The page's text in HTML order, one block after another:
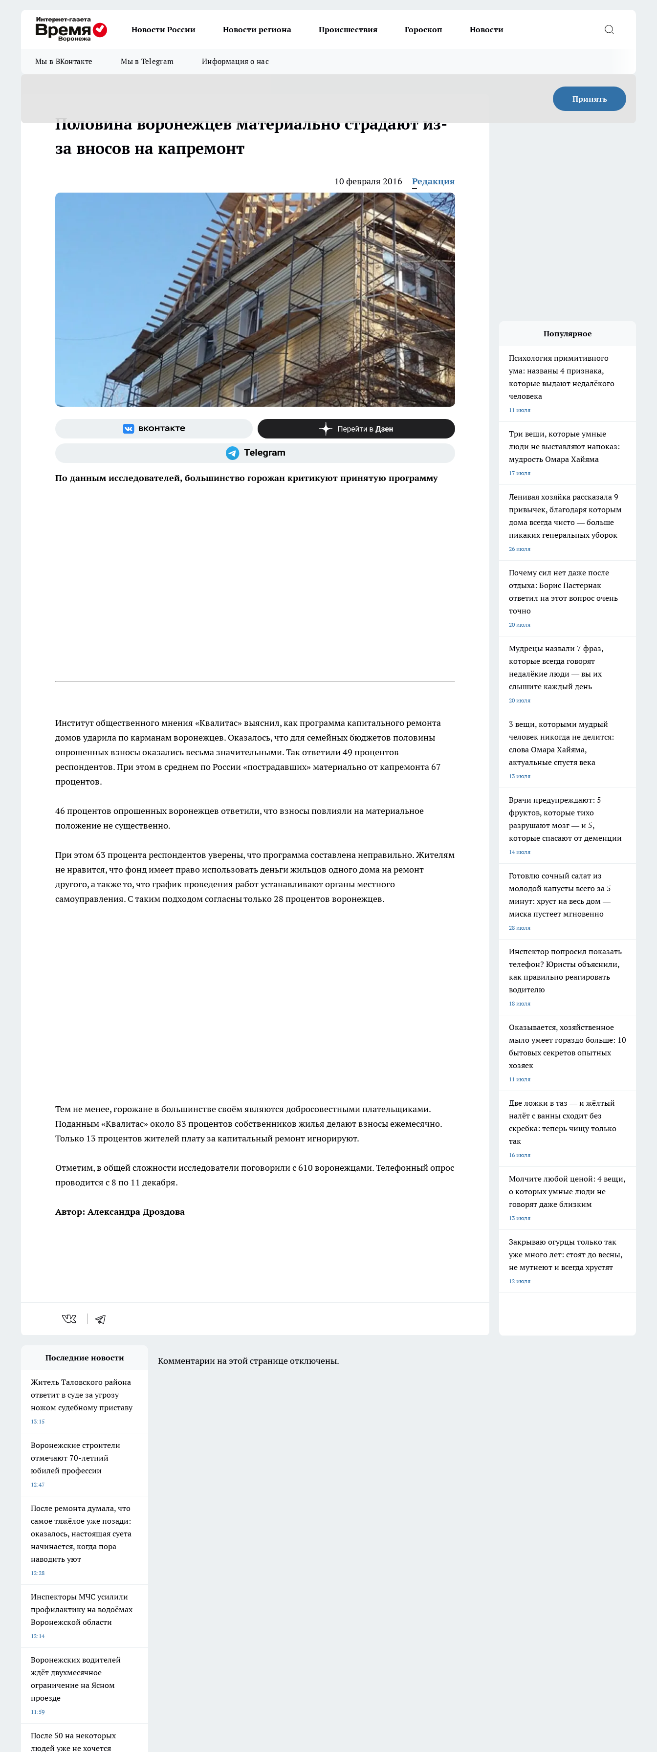
Новости России Новости региона Происшествия Гороскоп Новости
Мы в ВКонтакте Мы в Telegram Информация о нас
Принять
Половина воронежцев материально страдают из-
за вносов на капремонт
10 февраля 2016 Редакция
По данным исследователей, большинство горожан критикуют принятую программу
Институт общественного мнения «Квалитас» выяснил, как программа капитального ремонта
домов ударила по карманам воронежцев. Оказалось, что для семейных бюджетов половины
опрошенных взносы оказались весьма значительными. Так ответили 49 процентов
респондентов. При этом в среднем по России «пострадавших» материально от капремонта 67
процентов.
46 процентов опрошенных воронежцев ответили, что взносы повлияли на материальное
положение не существенно.
При этом 63 процента респондентов уверены, что программа составлена неправильно. Жителям
не нравится, что фонд имеет право использовать деньги жильцов одного дома на ремонт
другого, а также то, что график проведения работ устанавливают органы местного
самоуправления. С таким подходом согласны только 28 процентов воронежцев.
Тем не менее, горожане в большинстве своём являются добросовестными плательщиками.
Поданным «Квалитас» около 83 процентов собственников жилья делают взносы ежемесячно.
Только 13 процентов жителей плату за капитальный ремонт игнорируют.
Отметим, в общей сложности исследователи поговорили с 610 воронежцами. Телефонный опрос
проводится с 8 по 11 декабря.
Автор: Александра Дроздова
Популярное
Психология примитивного
ума: названы 4 признака,
которые выдают недалёкого
человека
11 июля
Три вещи, которые умные
люди не выставляют напоказ:
мудрость Омара Хайяма
17 июля
Ленивая хозяйка рассказала 9
привычек, благодаря которым
дома всегда чисто — больше
никаких генеральных уборок
26 июля
Почему сил нет даже после
отдыха: Борис Пастернак
ответил на этот вопрос очень
точно
20 июля
Мудрецы назвали 7 фраз,
которые всегда говорят
недалёкие люди — вы их
слышите каждый день
20 июля
3 вещи, которыми мудрый
человек никогда не делится:
слова Омара Хайяма,
актуальные спустя века
13 июля
Врачи предупреждают: 5
фруктов, которые тихо
разрушают мозг — и 5,
которые спасают от деменции
14 июля
Готовлю сочный салат из
молодой капусты всего за 5
минут: хруст на весь дом —
миска пустеет мгновенно
28 июля
Инспектор попросил показать
телефон? Юристы объяснили,
как правильно реагировать
водителю
18 июля
Оказывается, хозяйственное
мыло умеет гораздо больше: 10
бытовых секретов опытных
хозяек
11 июля
Две ложки в таз — и жёлтый
налёт с ванны сходит без
скребка: теперь чищу только
так
16 июля
Молчите любой ценой: 4 вещи,
о которых умные люди не
говорят даже близким
13 июля
Закрываю огурцы только так
уже много лет: стоят до весны,
не мутнеют и всегда хрустят
12 июля
Последние новости
Житель Таловского района
ответит в суде за угрозу
ножом судебному приставу
13:15
Воронежские строители
отмечают 70-летний
юбилей профессии
12:47
После ремонта думала, что
самое тяжёлое уже позади:
оказалось, настоящая суета
начинается, когда пора
наводить уют
12:28
Инспекторы МЧС усилили
профилактику на водоёмах
Воронежской области
12:14
Воронежских водителей
ждёт двухмесячное
ограничение на Ясном
проезде
11:59
После 50 на некоторых
людей уже не хочется
Комментарии на этой странице отключены.